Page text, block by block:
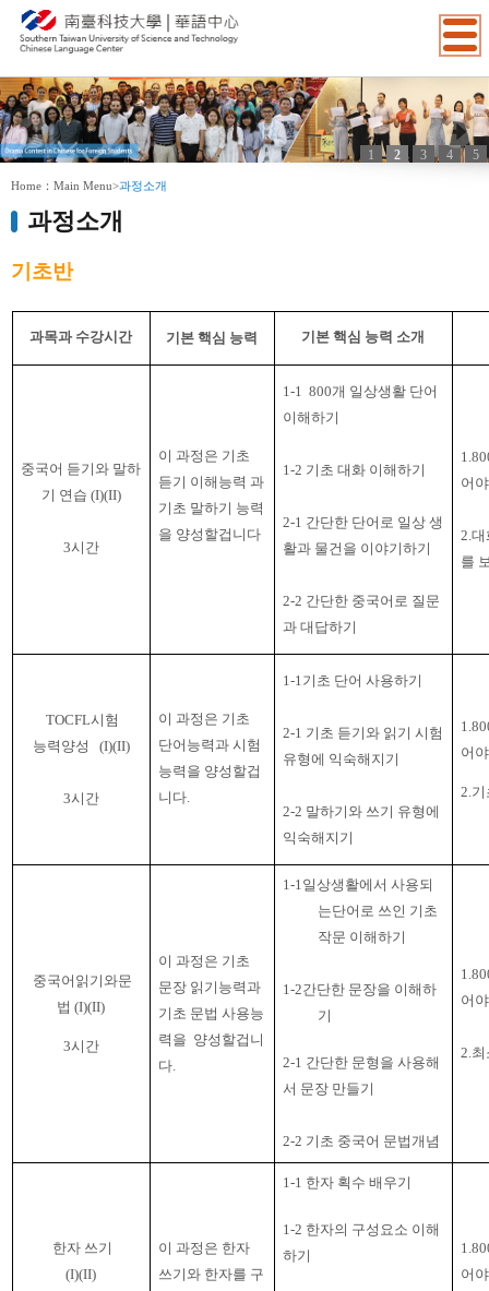
1 2 3 4
5
:::
Home： Main Menu>과정소개
과정소개
기초반
과목과 수강시간 기본 핵심 능력 기본 핵심 능력 소개
중국어 듣기와 말하
기 연습 (I)(II)
3시간
이 과정은 기초
듣기 이해능력 과
기초 말하기 능력
을 양성할겁니다
1-1 800개 일상생활 단어
이해하기
1-2 기초 대화 이해하기
2-1 간단한 단어로 일상 생
활과 물건을 이야기하기
2-2 간단한 중국어로 질문
과 대답하기
어
2. 대
를
TOCFL시험
능력양성
(I)(II)
3시간
이 과정은 기초
단어능력과 시험
능력을 양성할겁
니다.
1-1기초 단어 사용하기
2-1 기초 듣기와 읽기 시험
유형에 익숙해지기
2-2 말하기와 쓰기 유형에
익숙해지기
어
2.
중국어읽기와문
법 (I)(II)
3시간
이 과정은 기초
문장 읽기능력과
기초 문법 사용능
력을 양성할겁니
다.
1-1일상생활에서 사용되
는단어로 쓰인 기초
작문 이해하기
1-2간단한 문장을 이해하
기
2-1 간단한 문형을 사용해
서 문장 만들기
2-2 기초 중국어 문법개념
어
2. 최
한자 쓰기
(I)(II)
이 과정은 한자
쓰기와 한자를 구
1-1 한자 획수 배우기
1-2 한자의 구성요소 이해
하기
어